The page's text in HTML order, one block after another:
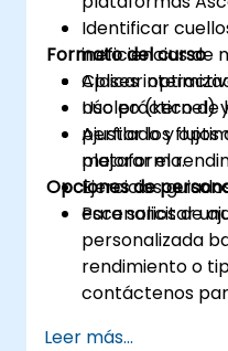
Identificar
ineficiencias de
Aplicar
núcleo (kernel)
Ajustar los
mejorar el
Formato del curso
Clases
Uso práctico de
perfilado y
plataforma.
Ejercicios
escenarios de
Opciones de
Para solicitar
personalizada
rendimiento o
contáctenos
Leer más...